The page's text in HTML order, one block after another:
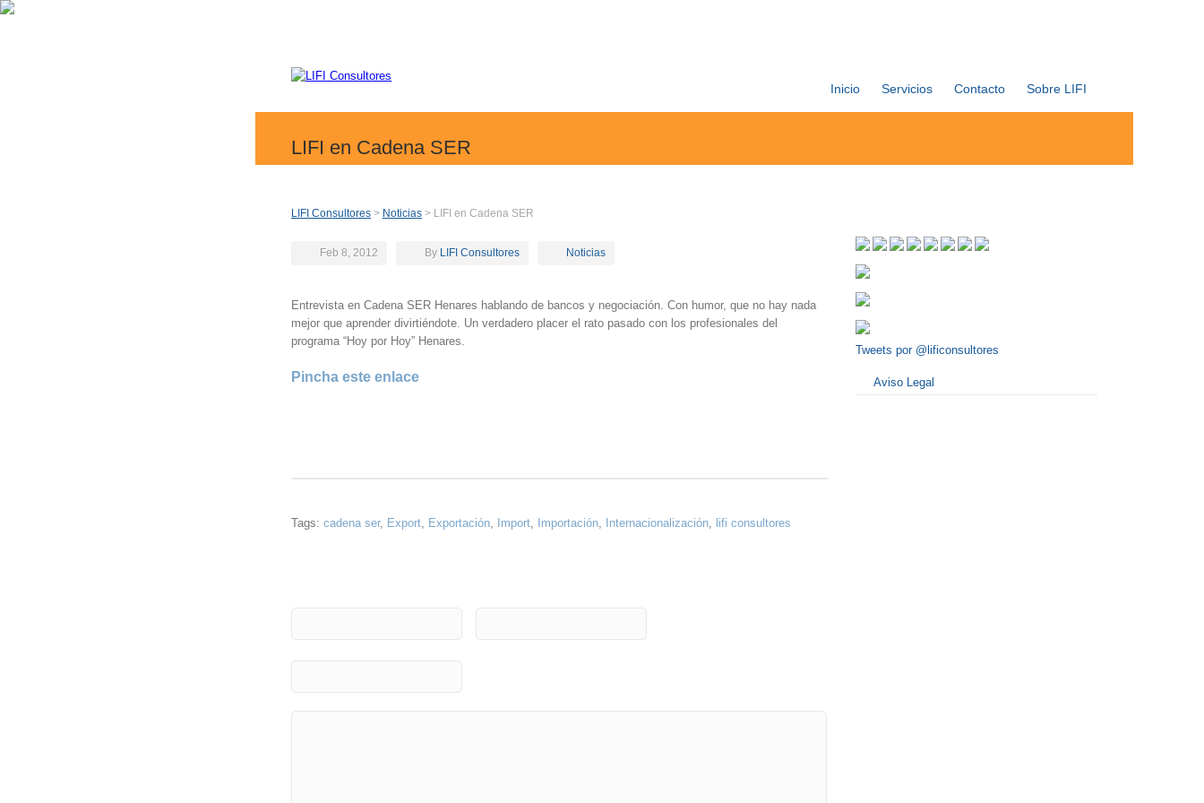
Inicio Servicios Contacto Sobre LIFI
LIFI en Cadena SER
LIFI Consultores > Noticias > LIFI en Cadena SER
Feb 8, 2012 By LIFI Consultores Noticias
Entrevista en Cadena SER Henares hablando de bancos y negociación. Con humor, que no hay nada
mejor que aprender divirtiéndote. Un verdadero placer el rato pasado con los profesionales del
programa “Hoy por Hoy” Henares.
Pincha este enlace
Tags: cadena ser, Export, Exportación, Import, Importación, Internacionalización, lifi consultores
Tweets por @lificonsultores
Aviso Legal